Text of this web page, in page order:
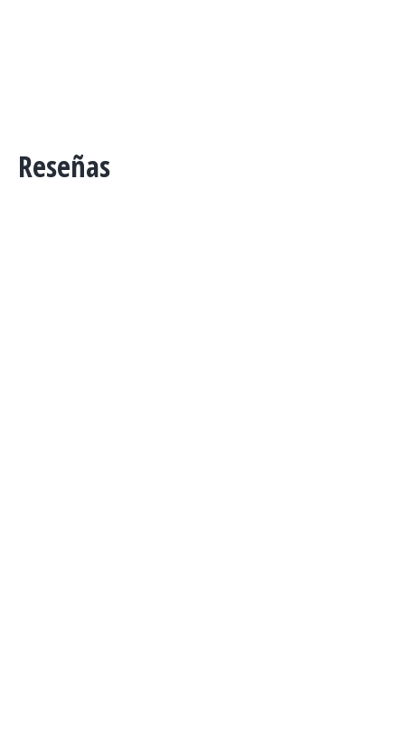
Reseñas